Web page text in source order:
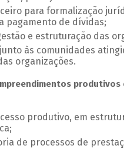
para formalização
pagamento de dívidas;
e estruturação das
às comunidades
organizações.
produtivos e
produtivo, em
de processos de